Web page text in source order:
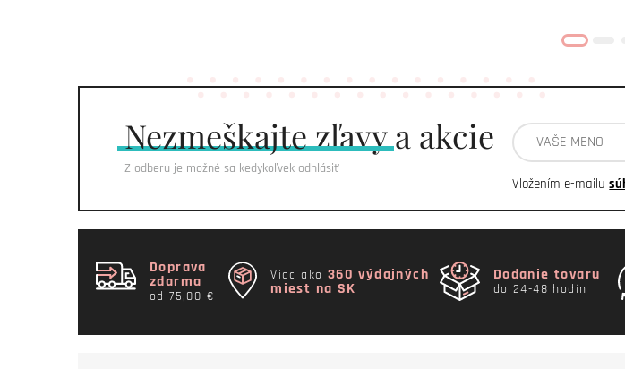
Nezmeškajtezľavy a akcie
Z odberu je možné sa kedykoľvek odhlásiť
Vložením e-mailu
Doprava
zdarma
od 75,00 €
Viac ako 360 výdajných
miest na SK
Dodanie tovaru
do 24-48 hodín